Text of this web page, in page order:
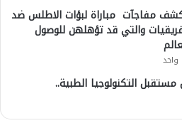
مفاجآت مباراة لبؤات الاطلس ضد
والتي قد تؤهلهن للوصول
التكنولوجيا الطبية..